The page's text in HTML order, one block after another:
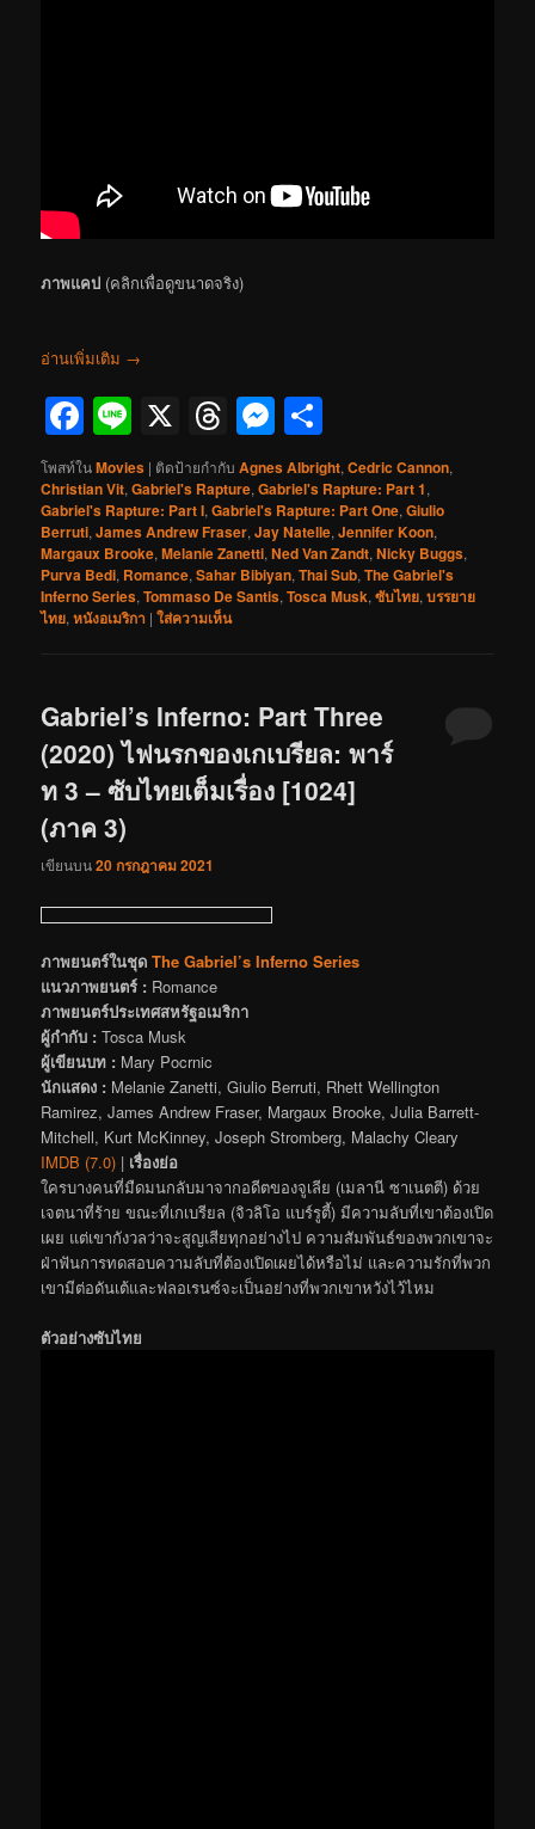
ภาพแคป (คลิกเพื่อดูขนาดจริง)
อ่านเพิ่มเติม →
Facebook
Line
X Threads
Messenger
โพสท์ในMovies | ติดป้ายกำกับ Agnes Albright,Cedric Cannon,
Christian Vit,Gabriel's Rapture,Gabriel's Rapture: Part 1,
Gabriel's Rapture: Part I,Gabriel's Rapture: Part One,Giulio
Berruti,James Andrew Fraser,Jay Natelle,Jennifer Koon,
Margaux Brooke,Melanie Zanetti,Ned Van Zandt,Nicky Buggs,
Purva Bedi, Romance,Sahar Bibiyan,Thai Sub,The Gabriel's
Inferno Series,Tommaso De Santis,Tosca Musk,ซับไทย,บรรยาย
ไทย,หนังอเมริกา |ใส่ความเห็น
Gabriel’s Inferno: Part Three
(2020) ไฟนรกของเกเบรียล: พาร์
ท 3 – ซับไทยเต็มเรื่อง [1024]
(ภาค 3)
เขียนบน20 กรกฎาคม 2021
ภาพยนตร์ในชุดThe Gabriel’s Inferno Series
แนวภาพยนตร์ : Romance
ภาพยนตร์ประเทศสหรัฐอเมริกา
ผู้กำกับ : Tosca Musk
ผู้เขียนบท : Mary Pocrnic
นักแสดง : Melanie Zanetti, Giulio Berruti, Rhett Wellington
Ramirez, James Andrew Fraser, Margaux Brooke, Julia Barrett-
Mitchell, Kurt McKinney, Joseph Stromberg, Malachy Cleary
IMDB (7.0) | เรื่องย่อ
ใครบางคนที่มืดมนกลับมาจากอดีตของจูเลีย (เมลานี ซาเนตตี) ด้วย
เจตนาที่ร้าย ขณะที่เกเบรียล (จิวลิโอ แบร์รูตี้) มีความลับที่เขาต้องเปิด
เผย แต่เขากังวลว่าจะสูญเสียทุกอย่างไป ความสัมพันธ์ของพวกเขาจะ
ฝ่าฟันการทดสอบความลับที่ต้องเปิดเผยได้หรือไม่ และความรักที่พวก
เขามีต่อดันเต้และฟลอเรนซ์จะเป็นอย่างที่พวกเขาหวังไว้ไหม
ตัวอย่างซับไทย